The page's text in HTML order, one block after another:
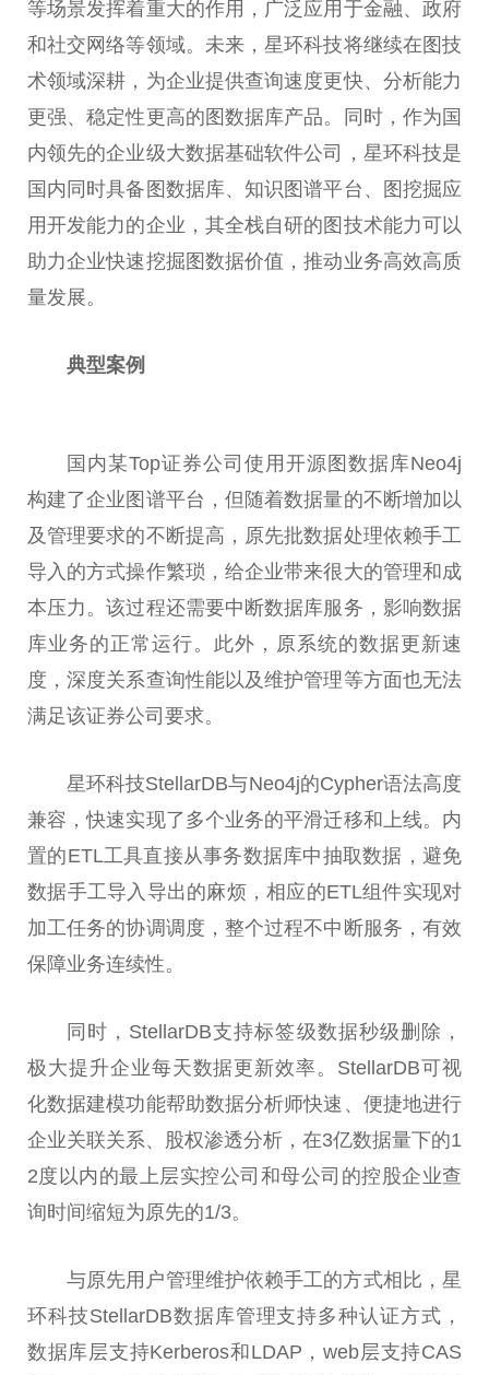
等场景发挥着重大的作用，广泛应用于金融、 政府
和社交网络等领域。未来，星环科技将继续在图技
术领域深耕，为企业提供查询速度更快、分析能力
更强、稳定性更高的图数据库产品。同时，作为国
内领先的企业级大数据基础软件公司，星环科技是
国内同时具备图数据库、知识图谱平台 、图挖掘应
用开发能力的企业，其全栈自研的图技术能力可以
助力企业快速挖掘图数据价值，推动业务高效高质
量发展。
典型案例
国内某Top证券公司使用开源图数据库Neo4j
构建了企业图谱平台 ，但随着数据量的不断增加以
及管理要求的不断提高，原先批数据处理依赖手工
导入的方式操作繁琐，给企业带来很大的管理和成
本压力。该过程还需要中断数据库服务，影响数据
库业务的正常运行。此外，原系统的数据更新速
度，深度关系查询性能以及维护管理等方面也无法
满足该证券公司要求。
星环科技StellarDB与Neo4j的Cypher语法高度
兼容，快速实现了多个业务的平滑迁移和上线。内
置的ETL工具直接从事务数据库中抽取数据，避免
数据手工导入导出的麻烦，相应的ETL组件实现对
加工任务的协调调度，整个过程不中断服务，有效
保障业务连续性。
同时，StellarDB支持标签级数据秒级删除，
极大提升企业每天数据更新效率。StellarDB可视
化数据建模功能帮助数据分析师快速、便捷地进行
企业关联关系、股权渗透分析，在3亿数据量下的1
2度以内的最上层实控公司和母公司的控股企业查
询时间缩短为原先的1/3。
与原先用户管理维护依赖手工的方式相比，星
环科技StellarDB数据库管理支持多种认证方式，
数据库层支持Kerberos和LDAP，web层支持CAS